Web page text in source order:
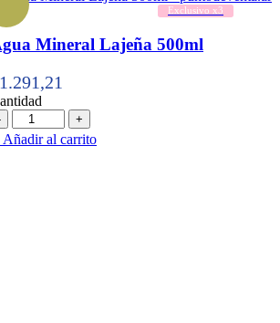
Exclusivo x3
Mineral Lajeña 500ml
1.291,21
Añadir al carrito